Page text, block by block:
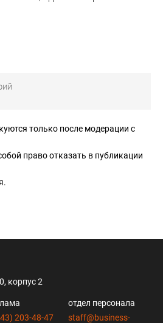
только после модерации с
право отказать в публикации
.
корпус 2
203-48-47
отдел персонала
staff@business-